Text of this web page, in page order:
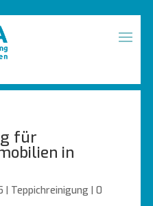
für
in
| Teppichreinigung |0